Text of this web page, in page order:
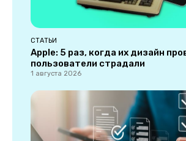
СТАТЬИ
Apple: 5 раз, когда их дизайн
пользователи страдали
1 августа 2026